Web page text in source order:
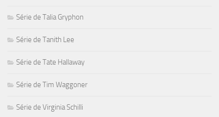
Série de Talia Gryphon
Série de Tanith Lee
Série de Tate Hallaway
Série de Tim Waggoner
Série de Virginia Schilli